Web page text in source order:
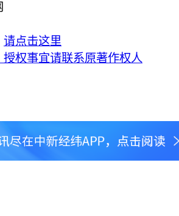
请点击这里
权事宜请联系原著作权人